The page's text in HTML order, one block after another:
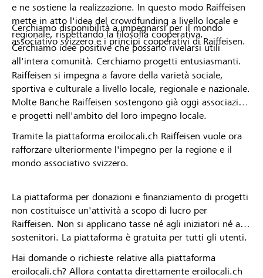
e ne sostiene la realizzazione. In questo modo Raiffeisen
mette in atto l'idea del crowdfunding a livello locale e
regionale, rispettando la filosofia cooperativa.
Cerchiamo idee positive che possano rivelarsi utili
all'intera comunità. Cerchiamo progetti entusiasmanti.
Cerchiamo disponibilità a impegnarsi per il mondo
associativo svizzero e i principi cooperativi di Raiffeisen.
Raiffeisen si impegna a favore della varietà sociale,
sportiva e culturale a livello locale, regionale e nazionale.
Molte Banche Raiffeisen sostengono già oggi associazioni
e progetti nell'ambito del loro impegno locale.
Tramite la piattaforma eroilocali.ch Raiffeisen vuole ora
rafforzare ulteriormente l'impegno per la regione e il
mondo associativo svizzero.
La piattaforma per donazioni e finanziamento di progetti
non costituisce un'attività a scopo di lucro per
Raiffeisen. Non si applicano tasse né agli iniziatori né ai
sostenitori. La piattaforma è gratuita per tutti gli utenti.
Hai domande o richieste relative alla piattaforma
eroilocali.ch? Allora contatta direttamente eroilocali.ch